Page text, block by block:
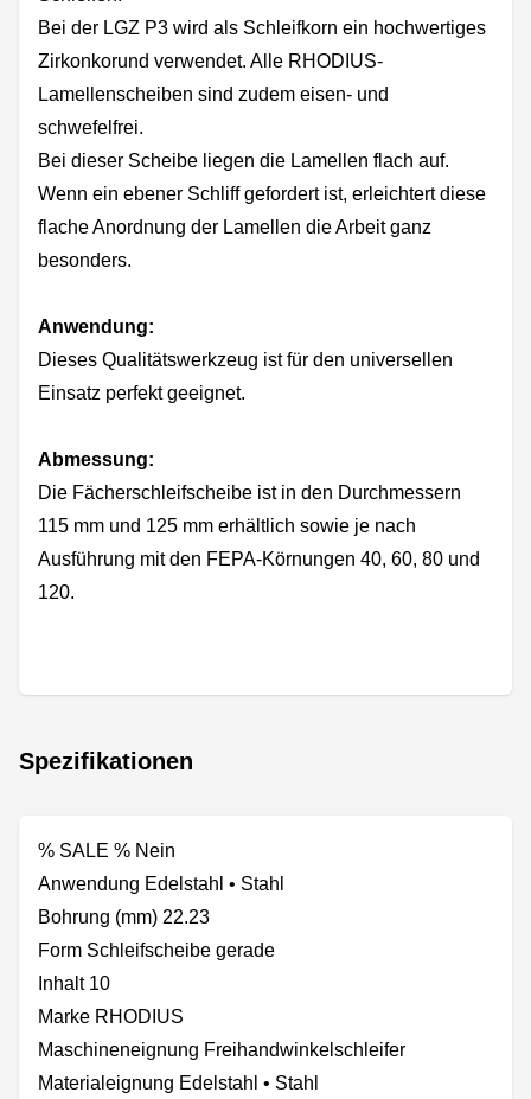
Bei der LGZ P3 wird als Schleifkorn ein hochwertiges
Zirkonkorund verwendet. Alle RHODIUS-
Lamellenscheiben sind zudem eisen- und
schwefelfrei.
Bei dieser Scheibe liegen die Lamellen flach auf.
Wenn ein ebener Schliff gefordert ist, erleichtert diese
flache Anordnung der Lamellen die Arbeit ganz
besonders.
Anwendung:
Dieses Qualitätswerkzeug ist für den universellen
Einsatz perfekt geeignet.
Abmessung:
Die Fächerschleifscheibe ist in den Durchmessern
115 mm und 125 mm erhältlich sowie je nach
Ausführung mit den FEPA-Körnungen 40, 60, 80 und
120.
Spezifikationen
% SALE % Nein
Anwendung Edelstahl • Stahl
Bohrung (mm) 22.23
Form Schleifscheibe gerade
Inhalt 10
Marke RHODIUS
Maschineneignung Freihandwinkelschleifer
Materialeignung Edelstahl • Stahl